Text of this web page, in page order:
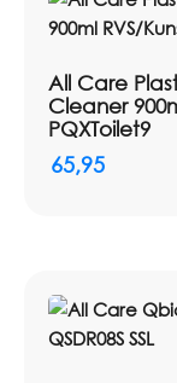
All Care
Cleaner
PQXToilet9
65,95